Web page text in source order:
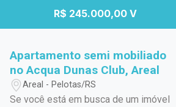
R$ 245.000,00 V
Apartamento semi mobiliado
no Acqua Dunas Club, Areal
Areal - Pelotas/RS
Se você está em busca de um imóvel